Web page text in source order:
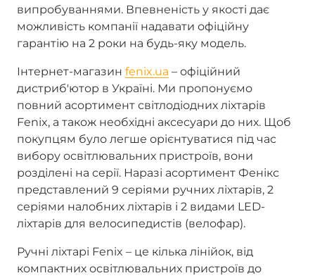
випробуваннями. Впевненість у якості дає
можливість компанії надавати офіційну
гарантію на 2 роки на будь-яку модель.
Інтернет-магазин fenix.ua – офіційний
дистриб'ютор в Україні. Ми пропонуємо
повний асортимент світлодіодних ліхтарів
Fenix, а також необхідні аксесуари до них. Щоб
покупцям було легше орієнтуватися під час
вибору освітлювальних пристроїв, вони
розділені на серії. Наразі асортимент Фенікс
представлений 9 серіями ручних ліхтарів, 2
серіями налобних ліхтарів і 2 видами LED-
ліхтарів для велосипедистів (велофар).
Ручні ліхтарі Fenix – це кілька лінійок, від
компактних освітлювальних пристроїв до